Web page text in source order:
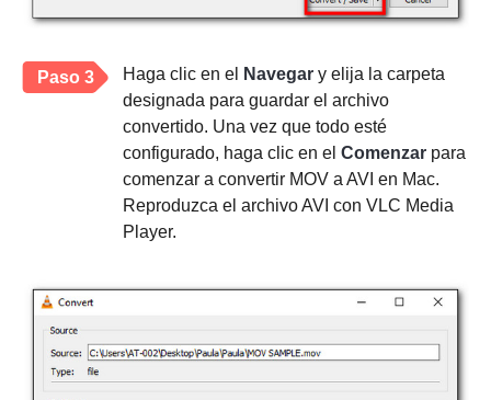
Paso 3 Haga clic en el Navegar y elija la carpeta
designada para guardar el archivo
convertido. Una vez que todo esté
configurado, haga clic en el Comenzar para
comenzar a convertir MOV a AVI en Mac.
Reproduzca el archivo AVI con VLC Media
Player.